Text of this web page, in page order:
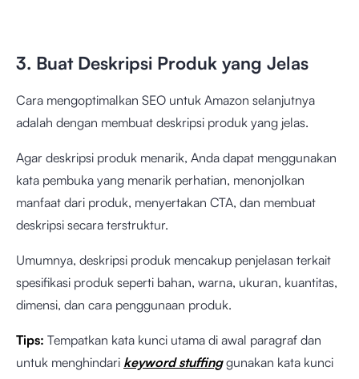
3. Buat Deskripsi Produk yang Jelas
Cara mengoptimalkan SEO untuk Amazon selanjutnya
adalah dengan membuat deskripsi produk yang jelas.
Agar deskripsi produk menarik, Anda dapat menggunakan
kata pembuka yang menarik perhatian, menonjolkan
manfaat dari produk, menyertakan CTA, dan membuat
deskripsi secara terstruktur.
Umumnya, deskripsi produk mencakup penjelasan terkait
spesifikasi produk seperti bahan, warna, ukuran, kuantitas,
dimensi, dan cara penggunaan produk.
Tips: Tempatkan kata kunci utama di awal paragraf dan
untuk menghindari keyword stuffing gunakan kata kunci